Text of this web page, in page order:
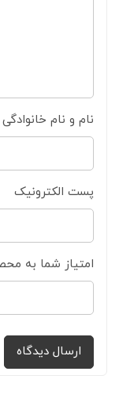
نام و نام خانوادگی
پست الکترونیک
امتیاز شما به
ارسال دیدگاه